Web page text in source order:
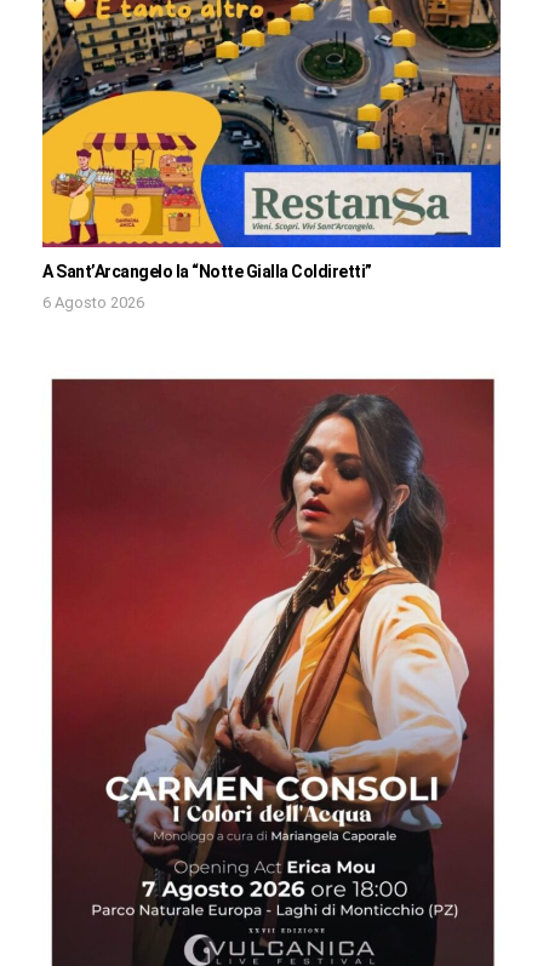
A Sant’Arcangelo la “Notte Gialla Coldiretti”
6 Agosto 2026